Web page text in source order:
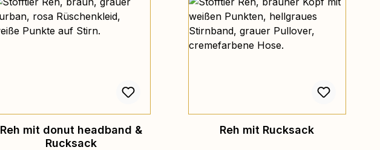
Reh mit donut headband &
Rucksack
Reh mit Rucksack